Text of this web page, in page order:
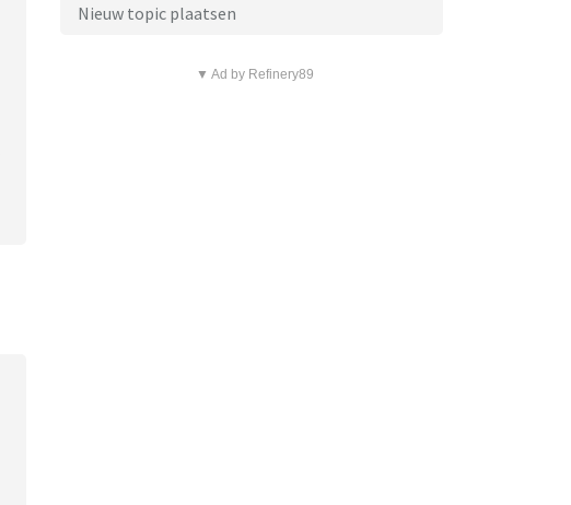
Nieuw topic plaatsen
▼ Ad by Refinery89